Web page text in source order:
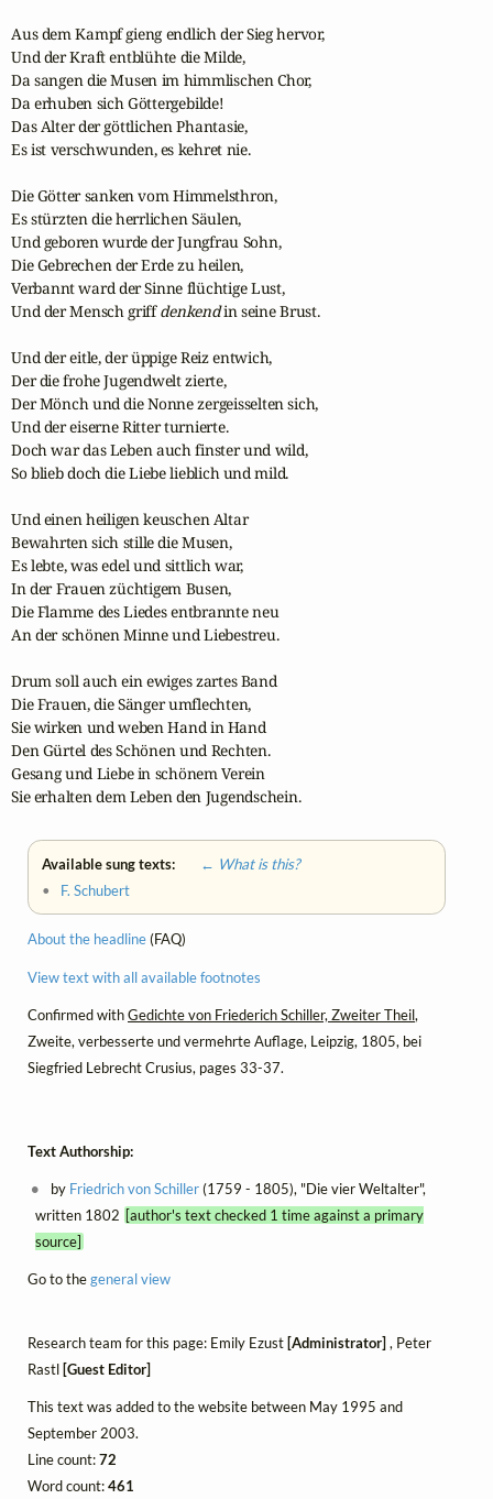
Aus dem Kampf gieng endlich der Sieg hervor,
Und der Kraft entblühte die Milde,
Da sangen die Musen im himmlischen Chor,
Da erhuben sich Göttergebilde!
Das Alter der göttlichen Phantasie,
Es ist verschwunden, es kehret nie.
Die Götter sanken vom Himmelsthron,
Es stürzten die herrlichen Säulen,
Und geboren wurde der Jungfrau Sohn,
Die Gebrechen der Erde zu heilen,
Verbannt ward der Sinne flüchtige Lust,
Und der Mensch griff denkend in seine Brust.
Und der eitle, der üppige Reiz entwich,
Der die frohe Jugendwelt zierte,
Der Mönch und die Nonne zergeisselten sich,
Und der eiserne Ritter turnierte.
Doch war das Leben auch finster und wild,
So blieb doch die Liebe lieblich und mild.
Und einen heiligen keuschen Altar
Bewahrten sich stille die Musen,
Es lebte, was edel und sittlich war,
In der Frauen züchtigem Busen,
Die Flamme des Liedes entbrannte neu
An der schönen Minne und Liebestreu.
Drum soll auch ein ewiges zartes Band
Die Frauen, die Sänger umflechten,
Sie wirken und weben Hand in Hand
Den Gürtel des Schönen und Rechten.
Gesang und Liebe in schönem Verein
Sie erhalten dem Leben den Jugendschein.
Available sung texts:
← What is this?
• F. Schubert
About the headline(FAQ)
View text with all available footnotes
Confirmed withGedichte von Friederich Schiller, Zweiter Theil,
Zweite, verbesserte und vermehrte Auflage, Leipzig, 1805, bei
Siegfried Lebrecht Crusius, pages 33-37.
Text Authorship:
by Friedrich von Schiller(1759 - 1805), "Die vier Weltalter",
written 1802 [author's text checked 1 time against a primary
source]
Go to thegeneral view
Research team for this page: Emily Ezust [Administrator] , Peter
Rastl [Guest Editor]
This text was added to the website between May 1995 and
September 2003.
Line count:72
Word count:461